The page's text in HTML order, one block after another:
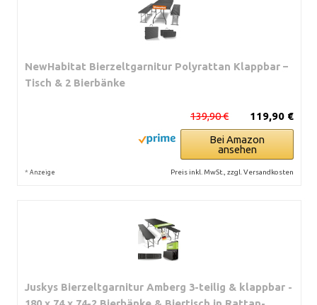
NewHabitat Bierzeltgarnitur Polyrattan Klappbar –
Tisch & 2 Bierbänke
119,90 €
139,90 €
Bei Amazon
ansehen
* Anzeige Preis inkl. MwSt., zzgl. Versandkosten
Juskys Bierzeltgarnitur Amberg 3-teilig & klappbar -